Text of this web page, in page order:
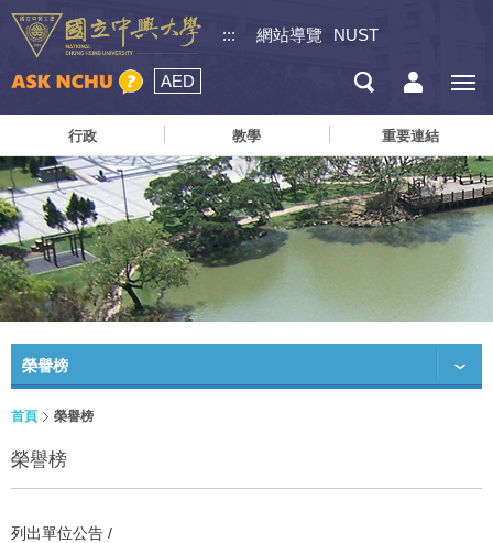
::: 網站導覽 NUST
AED
行政 教學 重要連結
榮譽榜
首頁 榮譽榜
榮譽榜
列出單位公告 /